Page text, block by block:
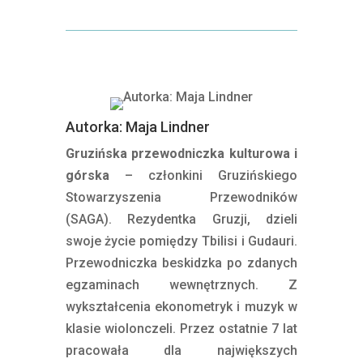
Autorka: Maja Lindner
Gruzińska przewodniczka kulturowa i
górska – członkini Gruzińskiego
Stowarzyszenia Przewodników
(SAGA). Rezydentka Gruzji, dzieli
swoje życie pomiędzy Tbilisi i Gudauri.
Przewodniczka beskidzka po zdanych
egzaminach wewnętrznych. Z
wykształcenia ekonometryk i muzyk w
klasie wiolonczeli. Przez ostatnie 7 lat
pracowała dla największych